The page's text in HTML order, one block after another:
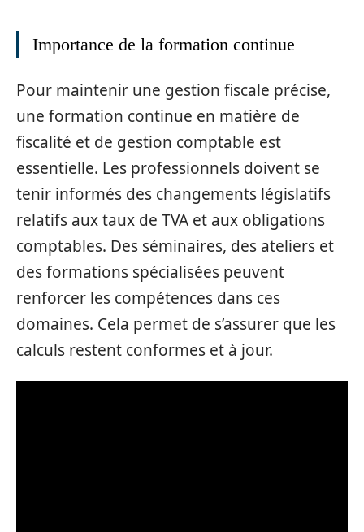
Importance de la formation continue
Pour maintenir une gestion fiscale précise,
une formation continue en matière de
fiscalité et de gestion comptable est
essentielle. Les professionnels doivent se
tenir informés des changements législatifs
relatifs aux taux de TVA et aux obligations
comptables. Des séminaires, des ateliers et
des formations spécialisées peuvent
renforcer les compétences dans ces
domaines. Cela permet de s’assurer que les
calculs restent conformes et à jour.